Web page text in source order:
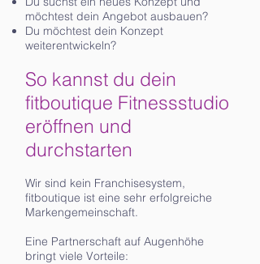
möchtest dein Angebot ausbauen?
Du möchtest dein Konzept
weiterentwickeln?
So kannst du dein
fitboutique Fitnessstudio
eröffnen und
durchstarten
Wir sind kein Franchisesystem,
fitboutique ist eine sehr erfolgreiche
Markengemeinschaft.
Eine Partnerschaft auf Augenhöhe
bringt viele Vorteile: